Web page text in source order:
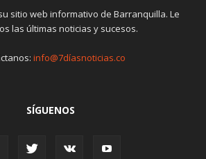
sitio web informativo de Barranquilla. Le
las últimas noticias y sucesos.
info@7díasnoticias.co
SÍGUENOS